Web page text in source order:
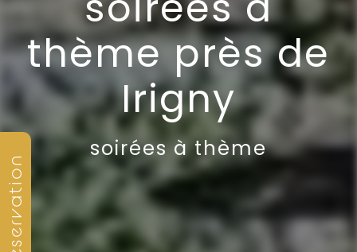
Réservation
thème près de
Irigny
soirées à thème